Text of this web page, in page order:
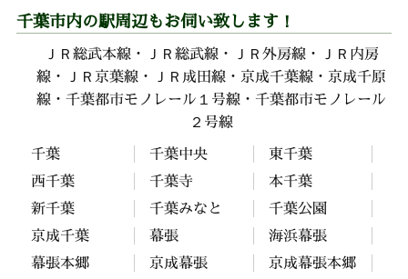
千葉市内の駅周辺もお伺い致します！
ＪＲ総武本線・ＪＲ総武線・ＪＲ外房線・ＪＲ内房
線・ＪＲ京葉線・ＪＲ成田線・京成千葉線・京成千原
線・千葉都市モノレール１号線・千葉都市モノレール
２号線
千葉
千葉中央
東千葉
西千葉
千葉寺
本千葉
新千葉
千葉みなと
千葉公園
京成千葉
幕張
海浜幕張
幕張本郷
京成幕張
京成幕張本郷